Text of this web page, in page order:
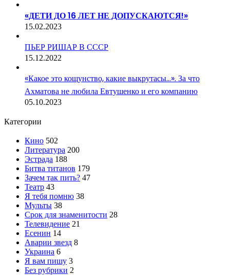
«ДЕТИ ДО 16 ЛЕТ НЕ ДОПУСКАЮТСЯ!»
15.02.2023
ПЬЕР РИШАР В СССР
15.12.2022
«Какое это кощунство, какие выкрутасы…». За что
Ахматова не любила Евтушенко и его компанию
05.10.2023
Категории
Кино 502
Литература 200
Эстрада 188
Битва титанов 179
Зачем так пить? 47
Театр 43
Я тебя помню 38
Мульты 38
Срок для знаменитости 28
Телевидение 21
Есенин 14
Аварии звезд 8
Украина 6
Я вам пишу 3
Без рубрики 2